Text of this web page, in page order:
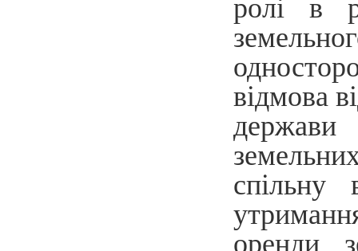
ролі в
відмова
держави
спільну
оренди